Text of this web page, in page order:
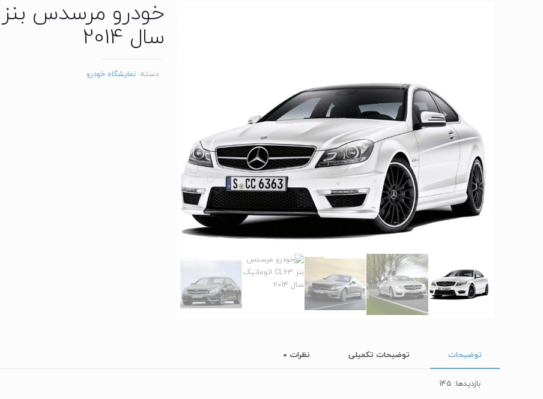
سال 2014
دسته:نمایشگاه خودرو
توضیحات توضیحات تکمیلی نظرات 0
بازدیدها: 145